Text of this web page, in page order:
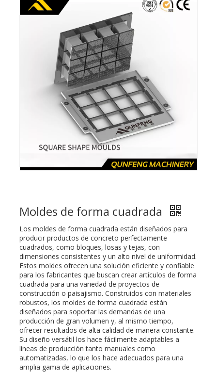
Moldes de forma cuadrada
Los moldes de forma cuadrada están diseñados para
producir productos de concreto perfectamente
cuadrados, como bloques, losas y tejas, con
dimensiones consistentes y un alto nivel de uniformidad.
Estos moldes ofrecen una solución eficiente y confiable
para los fabricantes que buscan crear artículos de forma
cuadrada para una variedad de proyectos de
construcción o paisajismo. Construidos con materiales
robustos, los moldes de forma cuadrada están
diseñados para soportar las demandas de una
producción de gran volumen y, al mismo tiempo,
ofrecer resultados de alta calidad de manera constante.
Su diseño versátil los hace fácilmente adaptables a
líneas de producción tanto manuales como
automatizadas, lo que los hace adecuados para una
amplia gama de aplicaciones.